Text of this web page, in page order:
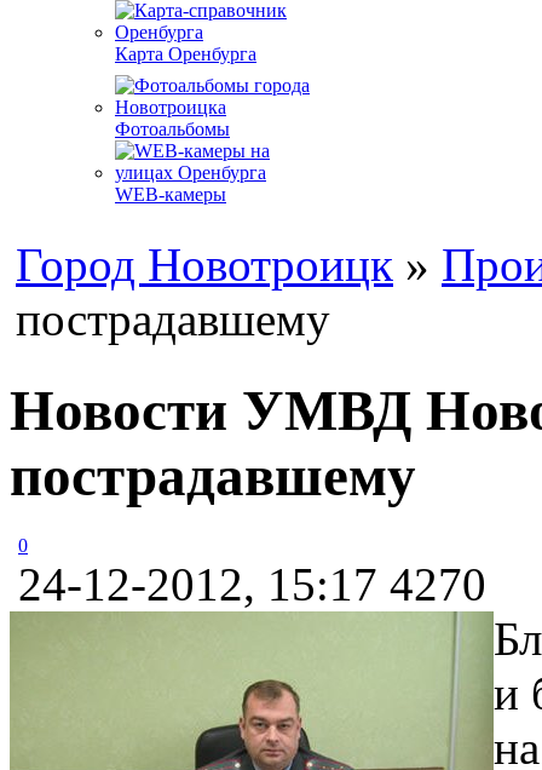
Карта Оренбурга
Фотоальбомы
WEB-камеры
Город Новотроицк »
пострадавшему
Новости УМВД
пострадавшему
0
24-12-2012, 15:17 4270
и